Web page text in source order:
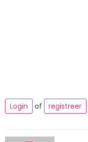
Login of registreer